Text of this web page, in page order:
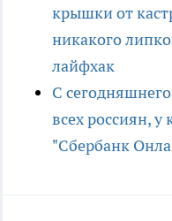
крышки от
никакого
лайфхак
С
всех россиян, у
"Сбербанк